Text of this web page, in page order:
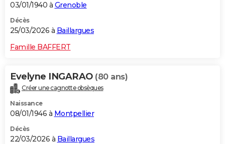
03/01/1940 à Grenoble
Décès
25/03/2026 à Baillargues
Famille BAFFERT
Evelyne INGARAO (80 ans)
Créer une cagnotte obsèques
Naissance
08/01/1946 à Montpellier
Décès
22/03/2026 à Baillargues